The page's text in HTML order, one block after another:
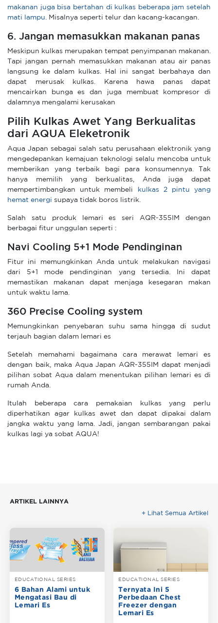
makanan juga bisa bertahan di kulkas beberapa jam setelah
mati lampu . Misalnya seperti telur dan kacang-kacangan.
6. Jangan memasukkan makanan panas
Meskipun kulkas merupakan tempat penyimpanan makanan.
Tapi jangan pernah memasukkan makanan atau air panas
langsung ke dalam kulkas. Hal ini sangat berbahaya dan
dapat merusak kulkas. Karena hawa panas dapat
mencairkan bunga es dan juga membuat kompresor di
dalamnya mengalami kerusakan
Pilih Kulkas Awet Yang Berkualitas
dari AQUA Eleketronik
Aqua Japan sebagai salah satu perusahaan elektronik yang
mengedepankan kemajuan teknologi selalu mencoba untuk
memberikan yang terbaik bagi para konsumennya. Tak
hanya memilih yang berkualitas, Anda juga dapat
mempertimbangkan untuk membeli
kulkas 2 pintu yang
hemat energi supaya tidak boros listrik.
Salah satu produk lemari es seri AQR-355IM dengan
berbagai fitur unggulan seperti :
Navi Cooling 5+1 Mode Pendinginan
Fitur ini memungkinkan Anda untuk melakukan navigasi
dari 5+1 mode pendinginan yang tersedia. Ini dapat
memastikan makanan dapat menjaga kesegaran makan
untuk waktu lama.
360 Precise Cooling system
Memungkinkan penyebaran suhu sama hingga di sudut
terjauh bagian dalam lemari es
Setelah memahami bagaimana cara merawat lemari es
dengan baik, maka Aqua Japan AQR-355IM dapat menjadi
pilihan sobat Aqua dalam menentukan pilihan lemari es di
rumah Anda.
Itulah beberapa cara pemakaian kulkas yang perlu
diperhatikan agar kulkas awet dan dapat dipakai dalam
jangka waktu yang lama. Jadi, jangan sembarangan pakai
kulkas lagi ya sobat AQUA!
ARTIKEL LAINNYA
+ Lihat Semua Artikel
EDUCATIONAL SERIES
6 Bahan Alami untuk
Mengatasi Bau di
Lemari Es
EDUCATIONAL SERIES
Ternyata Ini 5
Perbedaan Chest
Freezer dengan
Lemari Es